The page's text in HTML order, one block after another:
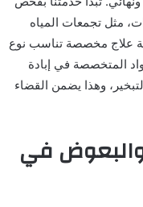
مثل تجمعات المياه
علاج مخصصة تناسب نوع
المتخصصة في إبادة
وهذا يضمن القضاء
في